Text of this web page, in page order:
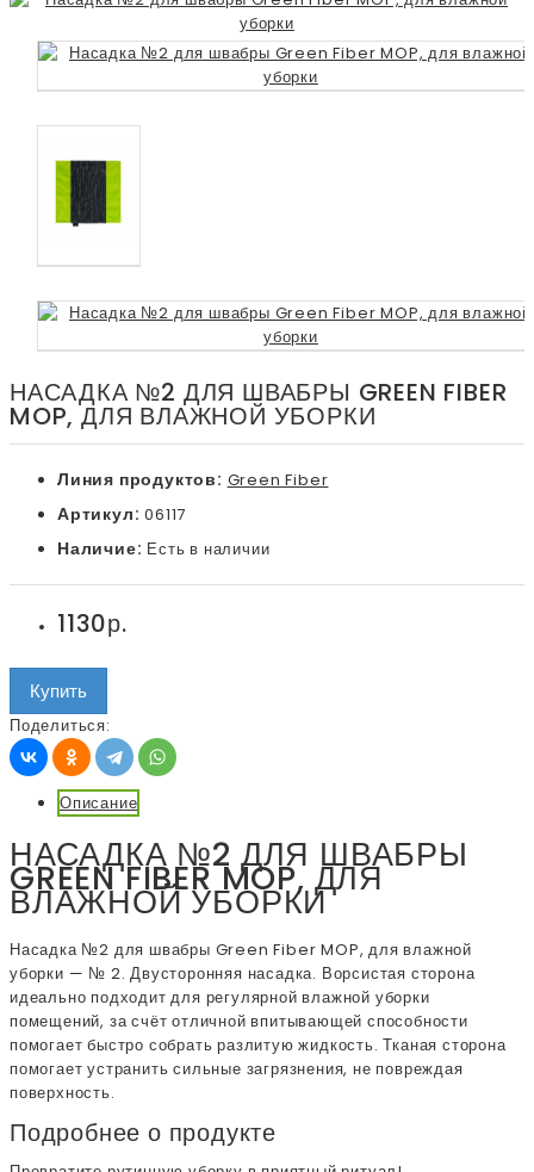
НАСАДКА №2 ДЛЯ ШВАБРЫ GREEN FIBER
MOP, ДЛЯ ВЛАЖНОЙ УБОРКИ
Линия продуктов: Green Fiber
Артикул: 06117
Наличие: Есть в наличии
1130р.
Купить
Поделиться:
Описание
НАСАДКА №2 ДЛЯ ШВАБРЫ
GREEN FIBER MOP, ДЛЯ
ВЛАЖНОЙ УБОРКИ
Насадка №2 для швабры Green Fiber MOP, для влажной
уборки — № 2. Двусторонняя насадка. Ворсистая сторона
идеально подходит для регулярной влажной уборки
помещений, за счёт отличной впитывающей способности
помогает быстро собрать разлитую жидкость. Тканая сторона
помогает устранить сильные загрязнения, не повреждая
поверхность.
Подробнее о продукте